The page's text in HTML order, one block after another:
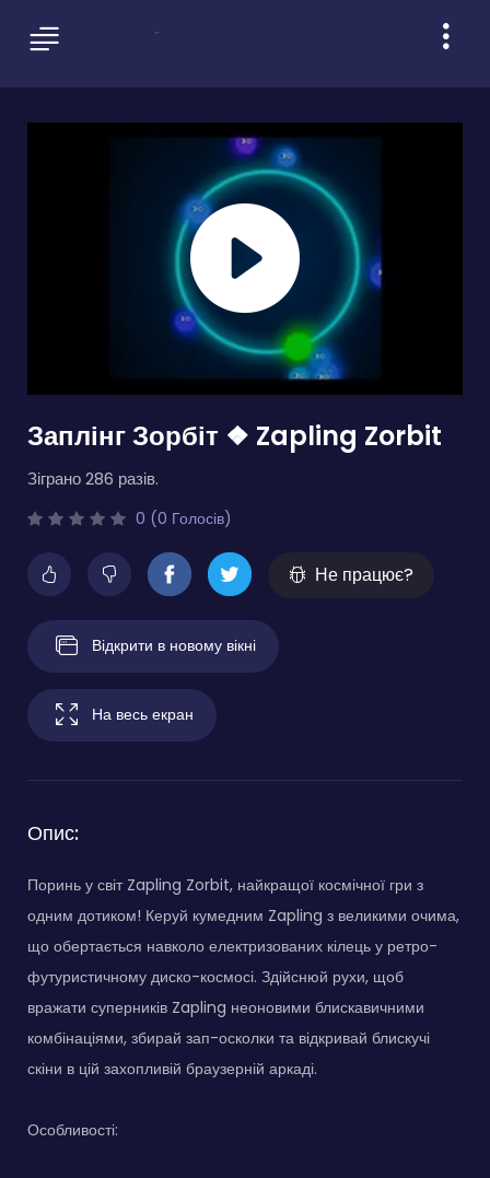
Заплінг Зорбіт ❖ Zapling Zorbit
Зіграно 286 разів.
0 (0 Голосів)
Не працює?
Відкрити в новому вікні
На весь екран
Опис:
Поринь у світ Zapling Zorbit, найкращої космічної гри з
одним дотиком! Керуй кумедним Zapling з великими очима,
що обертається навколо електризованих кілець у ретро-
футуристичному диско-космосі. Здійснюй рухи, щоб
вражати суперників Zapling неоновими блискавичними
комбінаціями, збирай зап-осколки та відкривай блискучі
скіни в цій захопливій браузерній аркаді.
Особливості: